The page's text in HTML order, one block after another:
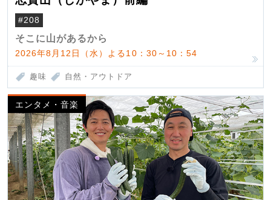
#208
そこに山があるから
2026年8月12日（水）よる10：30～10：54
趣味 自然・アウトドア
エンタメ・音楽